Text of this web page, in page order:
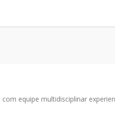
equipe multidisciplinar